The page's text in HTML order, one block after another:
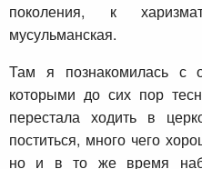
поколения, к
мусульманская.
Там я познакомилась с
которыми до сих пор
перестала ходить в
поститься, много чего
но и в то же время